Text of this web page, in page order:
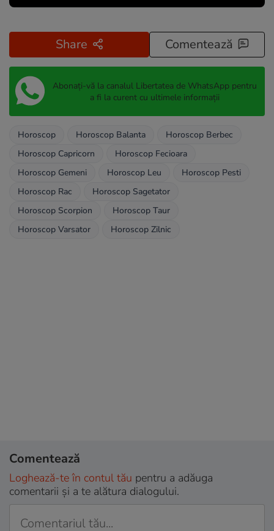
Share Comentează
Abonați-vă la canalul Libertatea de WhatsApp pentru
a fi la curent cu ultimele informații
Horoscop Horoscop Balanta
Horoscop Berbec
Horoscop Capricorn
Horoscop Fecioara
Horoscop Gemeni
Horoscop Leu
Horoscop Pesti
Horoscop Rac
Horoscop Sagetator
Horoscop Scorpion
Horoscop Taur
Horoscop Varsator
Horoscop Zilnic
Comentează
Loghează-te în contul tău pentru a adăuga
comentarii și a te alătura dialogului.